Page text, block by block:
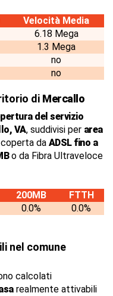
Velocità Media
6.18 Mega
1.3 Mega
no
no
di Mercallo
del servizio
VA, suddivisi per area
da ADSL fino a
o da Fibra Ultraveloce
200MB
FTTH
0.0% 0.0%
nel comune
calcolati
realmente attivabili